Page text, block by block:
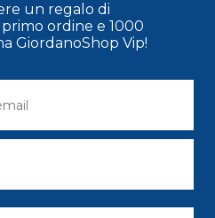
un regalo di
ordine e 1000
GiordanoShop Vip!